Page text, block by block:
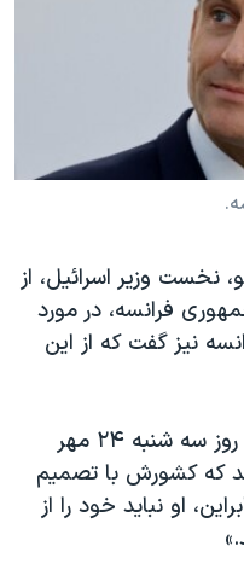
نخست وزیر اسرائیل، از
فرانسه، در مورد
نیز گفت که از این
بر اساس گزارش ها، آقای مکرون روز سه شنبه ۲۴ مهر
که کشورش با تصمیم
او نباید خود را از